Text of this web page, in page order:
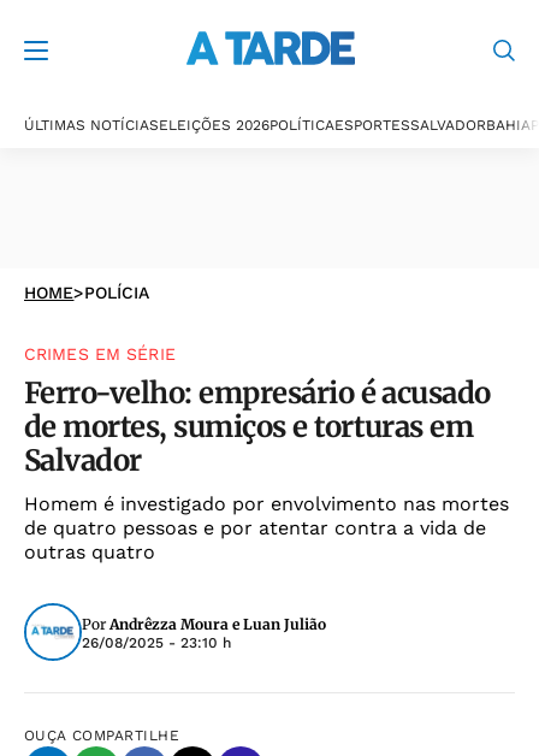
ÚLTIMAS NOTÍCIASELEIÇÕES 2026POLÍTICAESPORTESSALVADORBAHIA
HOME>POLÍCIA
CRIMES EM SÉRIE
Ferro-velho: empresário é acusado
de mortes, sumiços e torturas em
Salvador
Homem é investigado por envolvimento nas mortes
de quatro pessoas e por atentar contra a vida de
outras quatro
PorAndrêzza Moura e Luan Julião
26/08/2025 - 23:10 h
OUÇA COMPARTILHE